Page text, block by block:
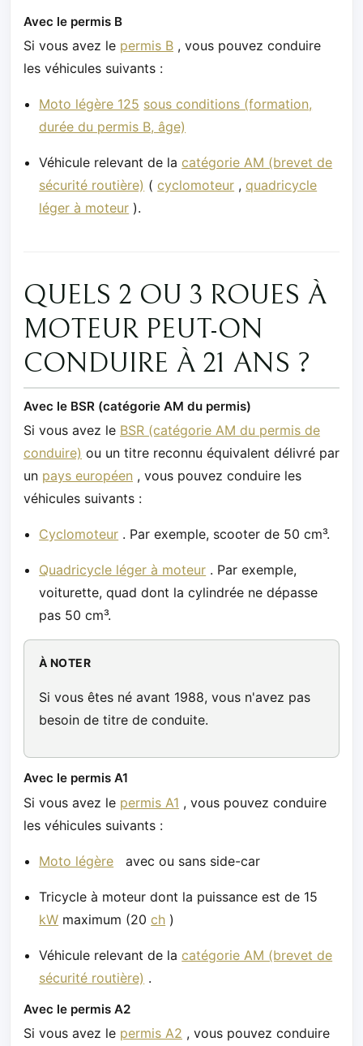
Avec le permis B
Si vous avez le permis B , vous pouvez conduire
les véhicules suivants :
Moto légère 125 sous conditions (formation,
durée du permis B, âge)
Véhicule relevant de lacatégorie AM (brevet de
sécurité routière) (cyclomoteur ,quadricycle
léger à moteur ).
QUELS 2 OU 3 ROUES À
MOTEUR PEUT-ON
CONDUIRE À 21 ANS ?
Avec le BSR (catégorie AM du permis)
Si vous avez le BSR (catégorie AM du permis de
conduire) ou un titre reconnu équivalent délivré par
un pays européen , vous pouvez conduire les
véhicules suivants :
Cyclomoteur . Par exemple, scooter de 50 cm³.
Quadricycle léger à moteur . Par exemple,
voiturette, quad dont la cylindrée ne dépasse
pas 50 cm³.
À NOTER
Si vous êtes né avant 1988, vous n'avez pas
besoin de titre de conduite.
Avec le permis A1
Si vous avez le permis A1 , vous pouvez conduire
les véhicules suivants :
Moto légère avec ou sans side-car
Tricycle à moteur dont la puissance est de 15
kW maximum (20ch )
Véhicule relevant de lacatégorie AM (brevet de
sécurité routière) .
Avec le permis A2
Si vous avez le permis A2 , vous pouvez conduire